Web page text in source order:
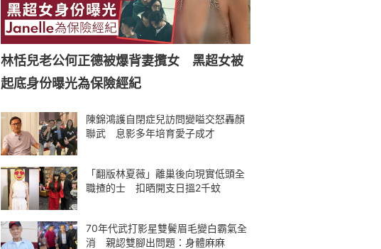
林恬兒老公何正德被爆背妻攬女 黑超女被
起底身份曝光為保險經紀
陳錦鴻護自閉症兒訪問變嗌交怒轟顏
聯武 息影多年培育愛子成才
「翻版林夏薇」離巢後向現實低頭全
職揸的士 扣晒開支日搵2千蚊
70年代武打影星雙鬢眉毛變白霸氣全
消 親認雙腳出問題：身體麻麻